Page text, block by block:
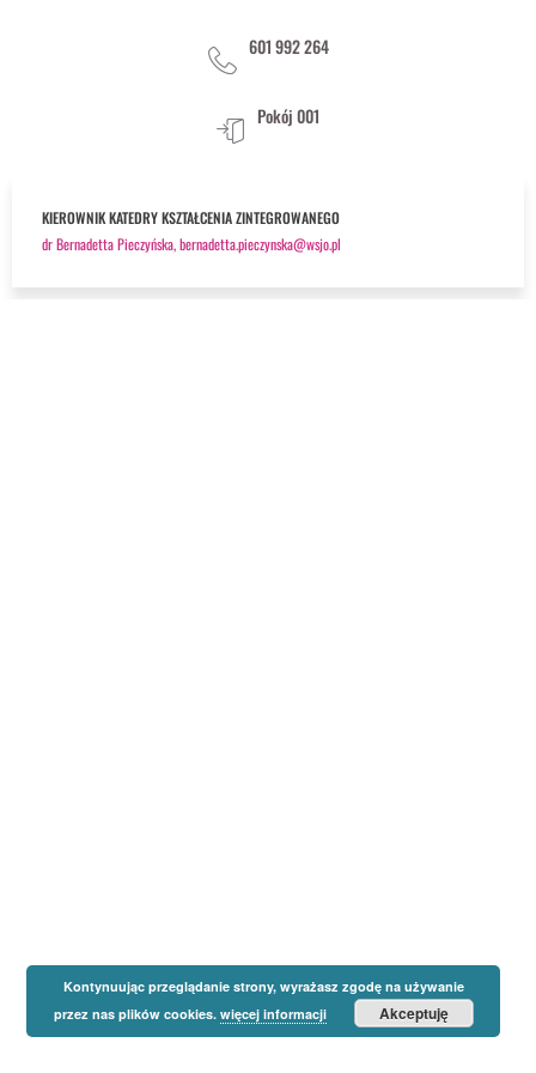
601 992 264
Pokój 001
KIEROWNIK KATEDRY KSZTAŁCENIA ZINTEGROWANEGO
dr Bernadetta Pieczyńska, bernadetta.pieczynska@wsjo.pl
Kontynuując przeglądanie strony, wyrażasz zgodę na używanie
przez nas plików cookies. więcej informacji Akceptuję